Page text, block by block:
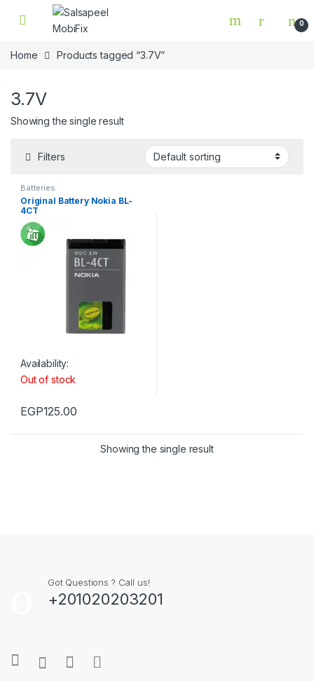
Skip to navigation
Skip to content
0
Home Products tagged “3.7V”
3.7V
Showing the single result
Filters
Batteries
Original Battery Nokia BL-
4CT
Availability:
Out of stock
EGP125.00
Showing the single result
Got Questions ? Call us!
+201020203201